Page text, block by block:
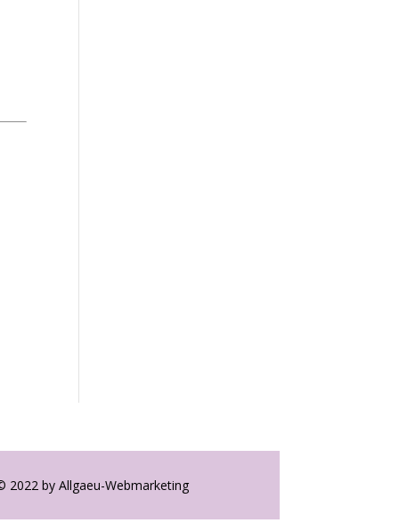
2022 by Allgaeu-Webmarketing